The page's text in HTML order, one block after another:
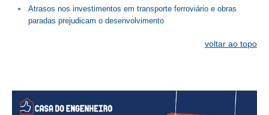
Atrasos nos investimentos em transporte ferroviário e obras
paradas prejudicam o desenvolvimento
voltar ao topo